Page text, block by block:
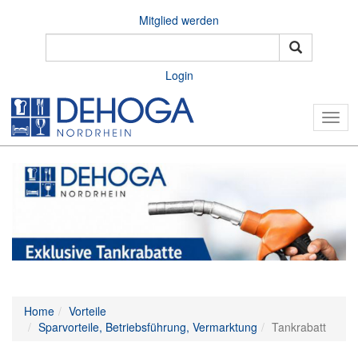
Mitglied werden
Login
Home
Vorteile
Sparvorteile, Betriebsführung, Vermarktung
Tankrabatt